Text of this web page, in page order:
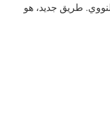
طريق جديد، هو